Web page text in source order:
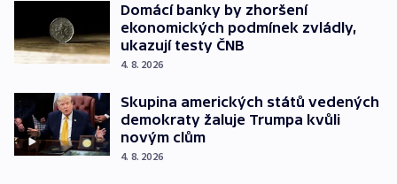
Domácí banky by zhoršení
ekonomických podmínek zvládly,
ukazují testy ČNB
4. 8. 2026
Skupina amerických států vedených
demokraty žaluje Trumpa kvůli
novým clům
4. 8. 2026